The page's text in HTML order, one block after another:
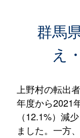
群馬
え
上野村の転出
年度から2021
（12.1%）減
ました。一方